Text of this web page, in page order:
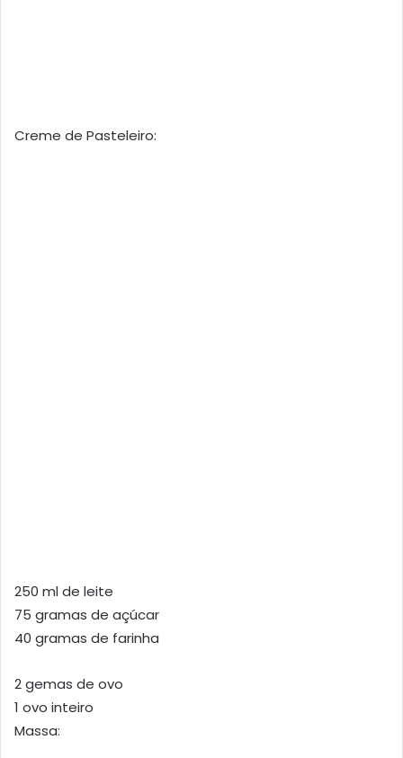
Creme de Pasteleiro:
250 ml de leite
75 gramas de açúcar
40 gramas de farinha
2 gemas de ovo
1 ovo inteiro
Massa: